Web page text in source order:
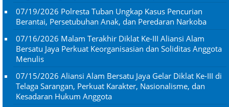
07/19/2026 Polresta Tuban Ungkap Kasus Pencurian
Berantai, Persetubuhan Anak, dan Peredaran Narkoba
07/16/2026 Malam Terakhir Diklat Ke-III Aliansi Alam
Bersatu Jaya Perkuat Keorganisasian dan Soliditas Anggota
Menulis
07/15/2026 Aliansi Alam Bersatu Jaya Gelar Diklat Ke-III di
Telaga Sarangan, Perkuat Karakter, Nasionalisme, dan
Kesadaran Hukum Anggota